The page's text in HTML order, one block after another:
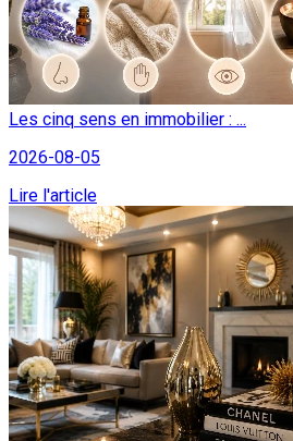
Les cinq sens en immobilier : ...
2026-08-05
Lire l'article